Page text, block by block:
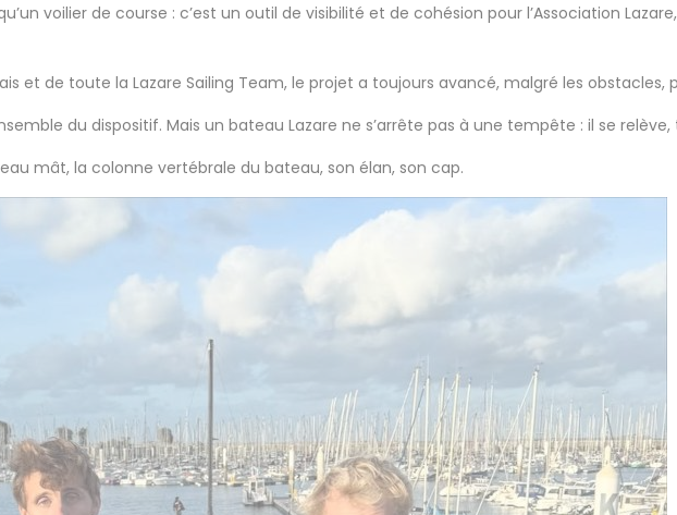
voilier de course : c’est un outil de visibilité et de cohésion pour l’Association
et de toute la Lazare Sailing Team, le projet a toujours avancé, malgré les obstacles,
du dispositif. Mais un bateau Lazare ne s’arrête pas à une tempête : il se relève,
mât, la colonne vertébrale du bateau, son élan, son cap.